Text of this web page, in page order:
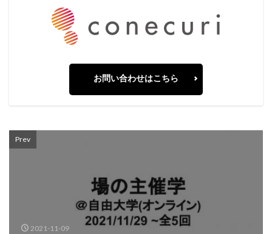
お問い合わせはこちら
Prev
2021-11-09